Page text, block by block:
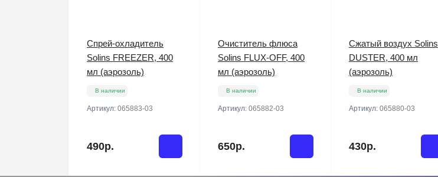
Спрей-охладитель
Solins FREEZER, 400
мл (аэрозоль)
В наличии
Артикул: 065883-03
490р.
Очиститель флюса
Solins FLUX-OFF, 400
мл (аэрозоль)
В наличии
Артикул: 065882-03
650р.
Сжатый воздух Solins
DUSTER, 400 мл
(аэрозоль)
В наличии
Артикул: 065880-03
430р.